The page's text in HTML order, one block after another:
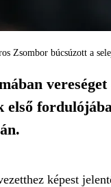
Zsombor búcsúzott a
első
képest